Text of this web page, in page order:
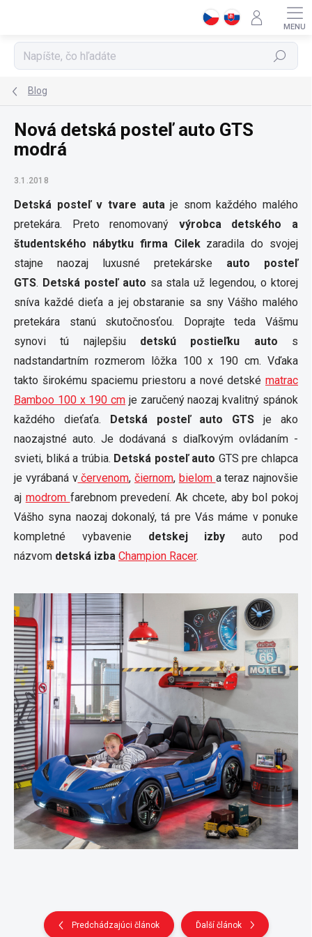
Hľadať
Blog
Nová detská posteľ auto GTS
modrá
3.1.2018
Detská posteľ v tvare autaje snom každého malého
pretekára. Preto renomovaný výrobca detského a
študentského nábytku firma Cilekzaradila do svojej
stajne naozaj luxusné pretekárske auto posteľ
GTS. Detská posteľ auto sa stala už legendou, o ktorej
sníva každé dieťa a jej obstaranie sa sny Vášho malého
pretekára stanú skutočnosťou. Doprajte teda Vášmu
synovi tú najlepšiu detskú postieľku auto s
nadstandartním rozmerom lôžka 100 x 190 cm. Vďaka
takto širokému spaciemu priestoru a nové detské matrac
Bamboo 100 x 190 cm je zaručený naozaj kvalitný spánok
každého dieťaťa. Detská posteľ auto GTS je ako
naozajstné auto. Je dodávaná s diaľkovým ovládaním -
svieti, bliká a trúbia. Detská posteľ auto GTS pre chlapca
je vyrábaná včervenom, čiernom, bielom a teraz najnovšie
aj modrom farebnom prevedení. Ak chcete, aby bol pokoj
Vášho syna naozaj dokonalý, tá pre Vás máme v ponuke
kompletné vybavenie detskej izby auto pod
názvom detská izba Champion Racer.
Predchádzajúci článok Ďalší článok